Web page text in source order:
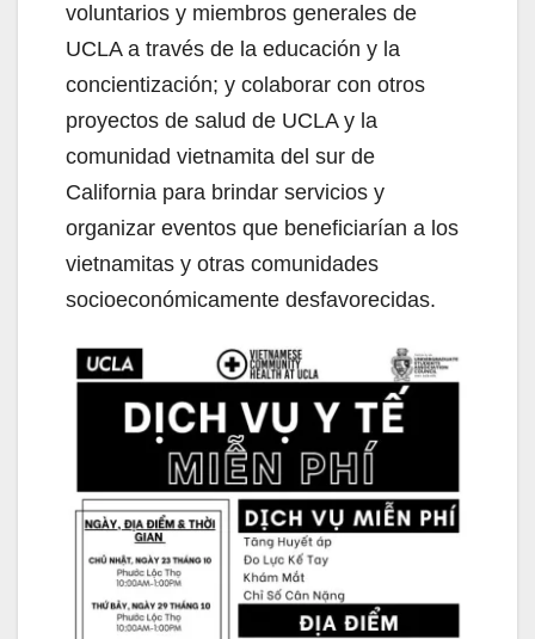
voluntarios y miembros generales de
UCLA a través de la educación y la
concientización; y colaborar con otros
proyectos de salud de UCLA y la
comunidad vietnamita del sur de
California para brindar servicios y
organizar eventos que beneficiarían a los
vietnamitas y otras comunidades
socioeconómicamente desfavorecidas.